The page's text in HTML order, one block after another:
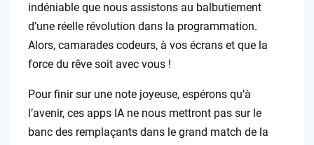
indéniable que nous assistons au balbutiement
d’une réelle révolution dans la programmation.
Alors, camarades codeurs, à vos écrans et que la
force du rêve soit avec vous !
Pour finir sur une note joyeuse, espérons qu’à
l’avenir, ces apps IA ne nous mettront pas sur le
banc des remplaçants dans le grand match de la